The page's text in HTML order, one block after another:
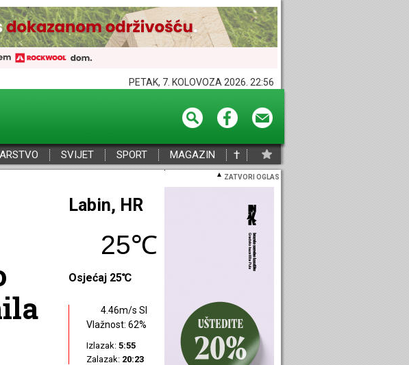
PETAK, 7. KOLOVOZA 2026. 22:56
SVIJET SPORT MAGAZIN †
ZATVORI OGLAS
Poreč, HR
27℃
Osjećaj 28℃
1.74m/s SI
Vlažnost: 49%
Izlazak: 5:57
Zalazak: 20:25